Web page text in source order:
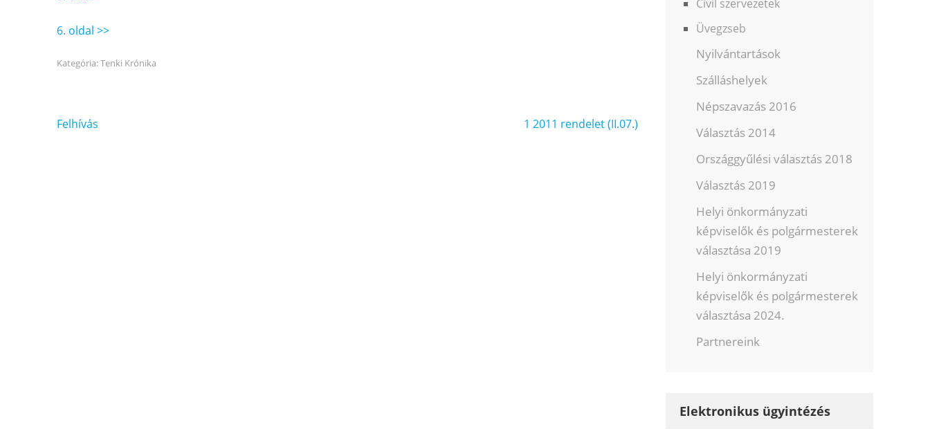
6. oldal >>
Kategória:Tenki Krónika
Bejegyzés
Felhívás 1 2011 rendelet (II.07.)
Civil szervezetek
Üvegzseb
Nyilvántartások
Szálláshelyek
Népszavazás 2016
Választás 2014
Országgyűlési választás 2018
Választás 2019
Helyi önkormányzati
képviselők és polgármesterek
választása 2019
Helyi önkormányzati
képviselők és polgármesterek
választása 2024.
Partnereink
Elektronikus ügyintézés